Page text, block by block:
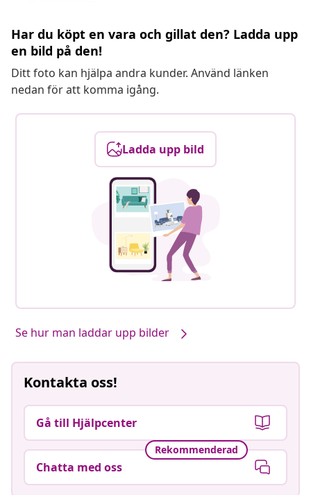
Har du köpt en vara och gillat den? Ladda upp
en bild på den!
Ditt foto kan hjälpa andra kunder. Använd länken
nedan för att komma igång.
Ladda upp bild
Se hur man laddar upp bilder
Kontakta oss!
Gå till Hjälpcenter
Rekommenderad
Chatta med oss